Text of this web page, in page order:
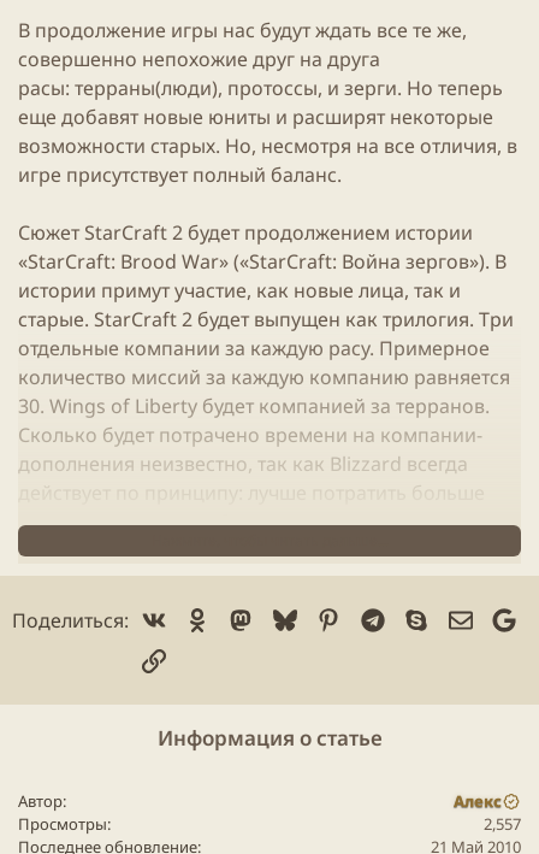
В продолжение игры нас будут ждать все те же,
совершенно непохожие друг на друга
расы: терраны(люди), протоссы, и зерги. Но теперь
еще добавят новые юниты и расширят некоторые
возможности старых. Но, несмотря на все отличия, в
игре присутствует полный баланс.
Сюжет StarCraft 2 будет продолжением истории
«StarCraft: Brood War» («StarCraft: Война зергов»). В
истории примут участие, как новые лица, так и
старые. StarCraft 2 будет выпущен как трилогия. Три
отдельные компании за каждую расу. Примерное
количество миссий за каждую компанию равняется
30. Wings of Liberty будет компанией за терранов.
Сколько будет потрачено времени на компании-
дополнения неизвестно, так как Blizzard всегда
действует по принципу: лучше потратить больше
времени, но создать более качественную и
увлекательную игру.
Точная дата выхода игры пока неизвестна,
примерная - где-то конец июля. Бета тестирование
игры заканчивается 31 мая, но уже можно
StarCraft: продуманный баланс, увлекательный
игровой процесс, стремительные и энергичные
Поделиться: Vk Ok Mastodon
BlueskyPinterest
Telegram
Skype
Ссылка
Информация о статье
Автор
Алекс
Просмотры
2,557
Последнее обновление
21 Май 2010